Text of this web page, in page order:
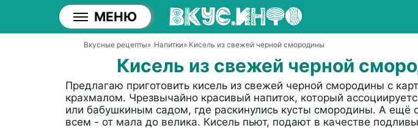
МЕНЮ
Вкусные рецепты» Напитки» Кисель из свежей черной смородины
Кисель из свежей черной
Предлагаю приготовить кисель из свежей черной смородины с
крахмалом. Чрезвычайно красивый напиток, который
или бабушкиным садом, где раскинулись кусты смородины. А ещё
всем - от мала до велика. Кисель пьют, подают в качестве